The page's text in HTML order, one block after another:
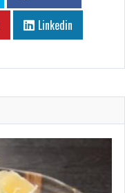
Linkedin